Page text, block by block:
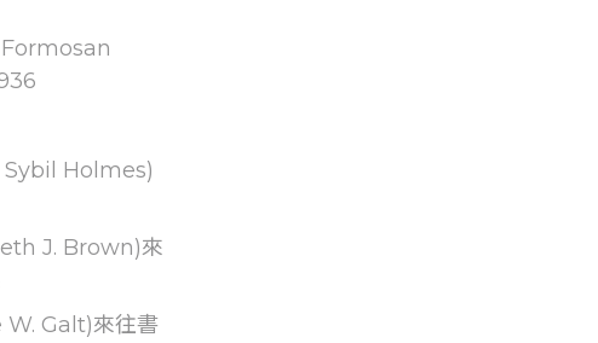
Sybil Holmes)
J. Brown)來
W. Galt)來往書